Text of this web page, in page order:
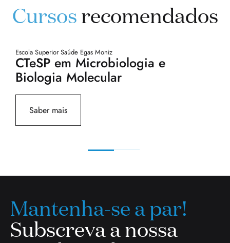
Cursosrecomendados
Escola Superior Saúde Egas Moniz
CTeSP em Microbiologia e
Biologia Molecular
Saber mais
Mantenha-se a par!
Subscreva a nossa